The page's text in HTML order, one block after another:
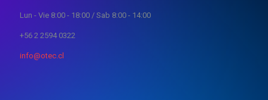
Lun - Vie 8:00 - 18:00 / Sab 8:00 - 14:00
+56 2 2594 0322
info@otec.cl